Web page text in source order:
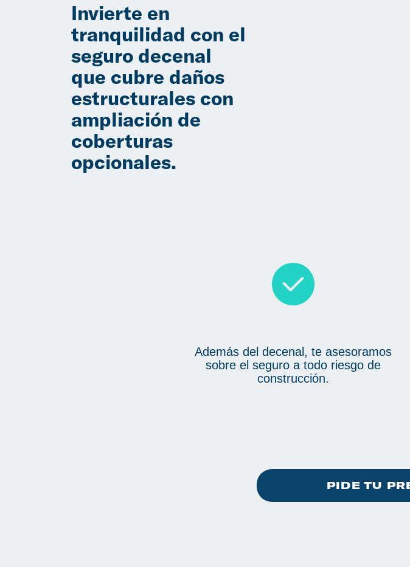
Invierte en
tranquilidad con el
seguro decenal
que cubre daños
estructurales con
ampliación de
coberturas
opcionales.
Además del decenal, te asesoramos
sobre el seguro a todo riesgo de
construcción.
PIDE TU